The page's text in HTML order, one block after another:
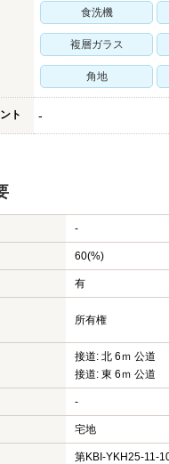
食洗機
複層ガラス
角地
ト -
-
60(%)
有
所有権
接道: 北 6ｍ 公道
接道: 東 6ｍ 公道
-
宅地
第KBI-YKH25-11-